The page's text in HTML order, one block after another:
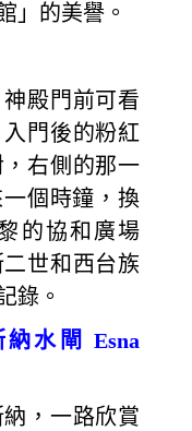
」的美譽。
殿門前可看
門後的粉紅
右側的那一
個時鐘，換
的協和廣場
二世和西台族
錄。
水閘 Esna
，一路欣賞